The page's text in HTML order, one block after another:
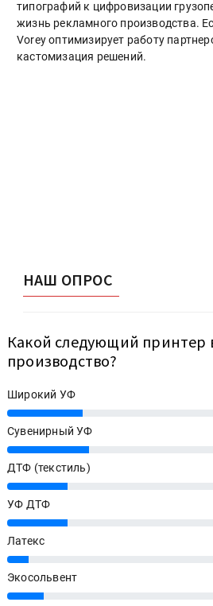
типографий к цифровизации
жизнь рекламного производства.
Vorey оптимизирует работу
кастомизация решений.
НАШ ОПРОС
Какой следующий принтер
производство?
Широкий УФ
25%
Сувенирный УФ
27%
ДТФ (текстиль)
20%
УФ ДТФ
20%
Латекс
7%
Экосольвент
12%